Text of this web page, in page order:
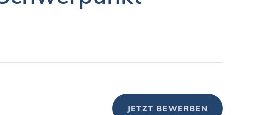
JETZT BEWERBEN